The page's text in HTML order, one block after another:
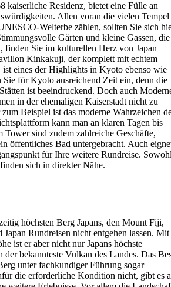
kaiserliche Residenz, bietet eine Fülle an
Allen voran die vielen Tempel
Welterbe zählen, sollten Sie sich
Gärten und kleine Gassen, die
finden Sie im kulturellen Herz von Japan
Kinkakuji, der komplett mit echtem
eines der Highlights in Kyoto ebenso wie
Sie für Kyoto ausreichend Zeit ein, denn die
ist beeindruckend. Doch auch
in der ehemaligen Kaiserstadt nicht zu
Beispiel ist das moderne Wahrzeichen
kann man an klaren Tagen bis
Tower sind zudem zahlreiche Geschäfte,
öffentliches Bad untergebracht. Auch
für Ihre weitere Rundreise.
sich in direkter Nähe.
höchsten Berg Japans, den Mount Fiji,
Japan Rundreisen nicht entgehen lassen. Mit
ist er aber nicht nur Japans höchste
der bekannteste Vulkan des Landes. Das
unter fachkundiger Führung sogar
die erforderliche Kondition nicht, gibt es